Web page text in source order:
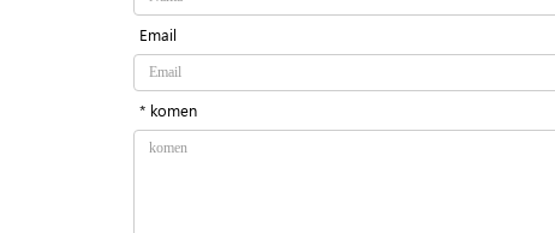
Email
* komen